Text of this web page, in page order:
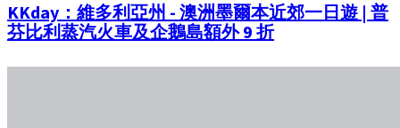
KKday：維多利亞州 - 澳洲墨爾本近郊一日遊 | 普
芬比利蒸汽火車及企鵝島額外 9 折